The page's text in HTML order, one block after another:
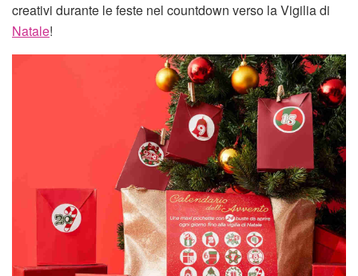
creativi durante le feste nel countdown verso la Vigilia di
Natale!